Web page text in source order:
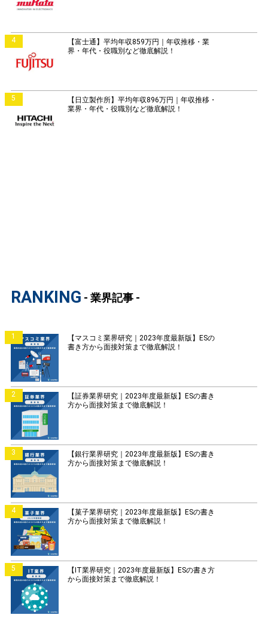
4
【富士通】平均年収859万円｜年収推移・業
界・年代・役職別など徹底解説！
5
【日立製作所】平均年収896万円｜年収推移・
業界・年代・役職別など徹底解説！
RANKING - 業界記事 -
1
【マスコミ業界研究｜2023年度最新版】ESの
書き方から面接対策まで徹底解説！
2
【証券業界研究｜2023年度最新版】ESの書き
方から面接対策まで徹底解説！
3
【銀行業界研究｜2023年度最新版】ESの書き
方から面接対策まで徹底解説！
4
【菓子業界研究｜2023年度最新版】ESの書き
方から面接対策まで徹底解説！
5
【IT業界研究｜2023年度最新版】ESの書き方
から面接対策まで徹底解説！